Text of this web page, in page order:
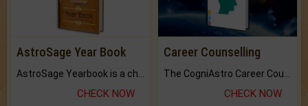
AstroSage Year Book
CHECK NOW
Career Counselling
CHECK NOW